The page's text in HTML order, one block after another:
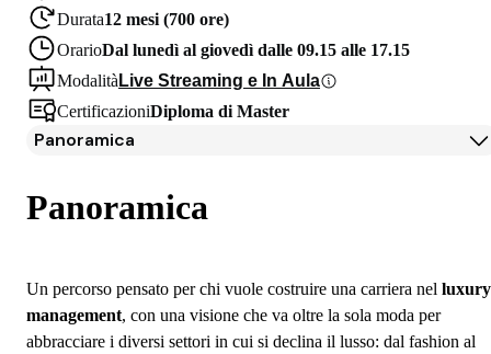
Durata12 mesi (700 ore)
OrarioDal lunedì al giovedì dalle 09.15 alle 17.15
Modalità Live Streaming e In Aula
CertificazioniDiploma di Master
Panoramica
Programma
Docenti
Iscrizione
Borse di studio e finanziamenti
Open Day
Panoramica
Un percorso pensato per chi vuole costruire una carriera nel luxury
management, con una visione che va oltre la sola moda per
abbracciare i diversi settori in cui si declina il lusso: dal fashion al